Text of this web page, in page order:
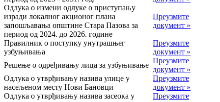
Одлука о измени одлуке о приступању
изради локалног акционог плана
запошљавања општине Стара Пазова за
период од 2024. до 2026. године
Преузмите
документ »
Правилник о поступку унутрашњег
узбуњивања
Преузмите
документ »
Решење о одређивању лица за узбуњивање
Преузмите
документ »
Одлука о утврђивању назива улице у
насељеном месту Нови Бановци
Преузмите
документ »
Одлука о утврђивању назива засеока у
Преузмите